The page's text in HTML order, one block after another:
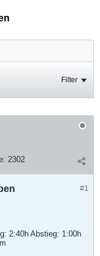
Filter
2302
#1
2:40h Abstieg: 1:00h